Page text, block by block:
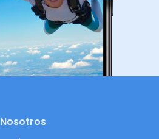
Nosotros